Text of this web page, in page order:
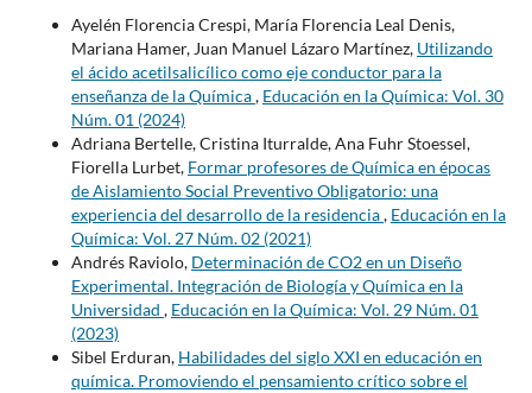
Ayelén Florencia Crespi, María Florencia Leal Denis,
Mariana Hamer, Juan Manuel Lázaro Martínez, Utilizando
el ácido acetilsalicílico como eje conductor para la
enseñanza de la Química, Educación en la Química: Vol. 30
Núm. 01 (2024)
Adriana Bertelle, Cristina Iturralde, Ana Fuhr Stoessel,
Fiorella Lurbet, Formar profesores de Química en épocas
de Aislamiento Social Preventivo Obligatorio: una
experiencia del desarrollo de la residencia, Educación en la
Química: Vol. 27 Núm. 02 (2021)
Andrés Raviolo, Determinación de CO2 en un Diseño
Experimental. Integración de Biología y Química en la
Universidad , Educación en la Química: Vol. 29 Núm. 01
(2023)
Sibel Erduran, Habilidades del siglo XXI en educación en
química. Promoviendo el pensamiento crítico sobre el